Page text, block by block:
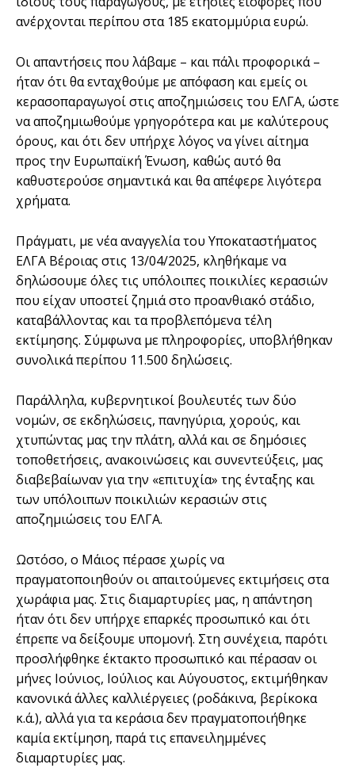
ανέρχονται περίπου στα 185 εκατομμύρια ευρώ.
Οι απαντήσεις που λάβαμε – και πάλι προφορικά –
ήταν ότι θα ενταχθούμε με απόφαση και εμείς οι
κερασοπαραγωγοί στις αποζημιώσεις του ΕΛΓΑ, ώστε
να αποζημιωθούμε γρηγορότερα και με καλύτερους
όρους, και ότι δεν υπήρχε λόγος να γίνει αίτημα
προς την Ευρωπαϊκή Ένωση, καθώς αυτό θα
καθυστερούσε σημαντικά και θα απέφερε λιγότερα
χρήματα.
Πράγματι, με νέα αναγγελία του Υποκαταστήματος
ΕΛΓΑ Βέροιας στις 13/04/2025, κληθήκαμε να
δηλώσουμε όλες τις υπόλοιπες ποικιλίες κερασιών
που είχαν υποστεί ζημιά στο προανθιακό στάδιο,
καταβάλλοντας και τα προβλεπόμενα τέλη
εκτίμησης. Σύμφωνα με πληροφορίες, υποβλήθηκαν
συνολικά περίπου 11.500 δηλώσεις.
Παράλληλα, κυβερνητικοί βουλευτές των δύο
νομών, σε εκδηλώσεις, πανηγύρια, χορούς, και
χτυπώντας μας την πλάτη, αλλά και σε δημόσιες
τοποθετήσεις, ανακοινώσεις και συνεντεύξεις, μας
διαβεβαίωναν για την «επιτυχία» της ένταξης και
των υπόλοιπων ποικιλιών κερασιών στις
αποζημιώσεις του ΕΛΓΑ.
Ωστόσο, ο Μάιος πέρασε χωρίς να
πραγματοποιηθούν οι απαιτούμενες εκτιμήσεις στα
χωράφια μας. Στις διαμαρτυρίες μας, η απάντηση
ήταν ότι δεν υπήρχε επαρκές προσωπικό και ότι
έπρεπε να δείξουμε υπομονή. Στη συνέχεια, παρότι
προσλήφθηκε έκτακτο προσωπικό και πέρασαν οι
μήνες Ιούνιος, Ιούλιος και Αύγουστος, εκτιμήθηκαν
κανονικά άλλες καλλιέργειες (ροδάκινα, βερίκοκα
κ.ά.), αλλά για τα κεράσια δεν πραγματοποιήθηκε
καμία εκτίμηση, παρά τις επανειλημμένες
διαμαρτυρίες μας.